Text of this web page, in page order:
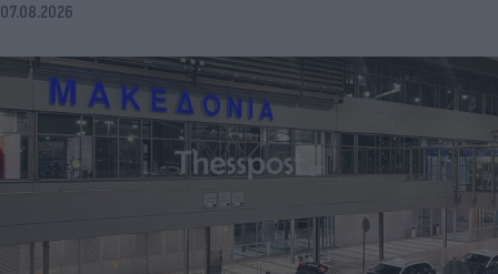
07.08.2026